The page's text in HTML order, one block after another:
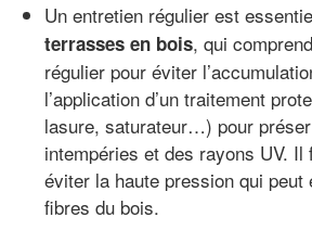
Un entretien régulier est
terrasses en bois, qui
régulier pour éviter
l’application d’un traitement
lasure, saturateur…) pour
intempéries et des rayons UV. Il
éviter la haute pression qui peut
fibres du bois.